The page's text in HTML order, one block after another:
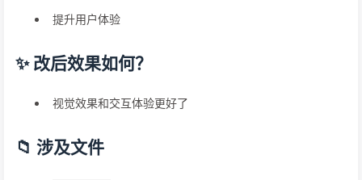
提升用户体验
✨ 改后效果如何？
视觉效果和交互体验更好了
📁 涉及文件